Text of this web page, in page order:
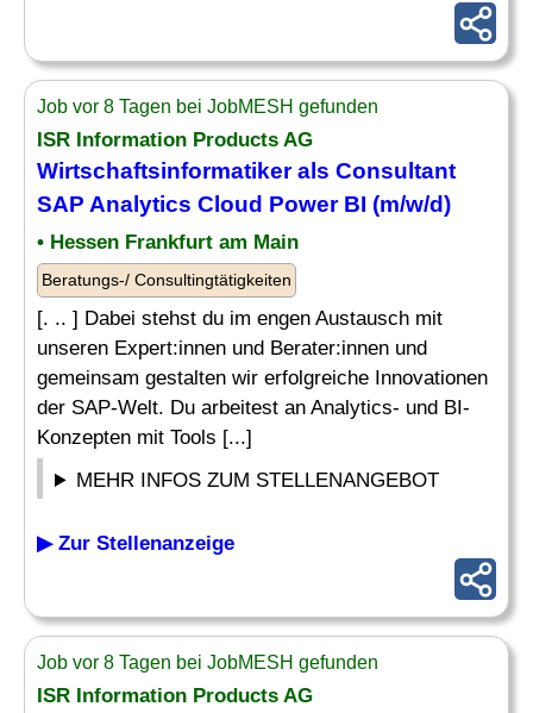
Job vor 8 Tagen bei JobMESH gefunden
ISR Information Products AG
Wirtschaftsinformatiker als Consultant
SAP Analytics Cloud Power BI (m/w/d)
• Hessen Frankfurt am Main
Beratungs-/ Consultingtätigkeiten
[. .. ] Dabei stehst du im engen Austausch mit
unseren Expert:innen und Berater:innen und
gemeinsam gestalten wir erfolgreiche Innovationen
der SAP-Welt. Du arbeitest an Analytics- und BI-
Konzepten mit Tools [...]
MEHR INFOS ZUM STELLENANGEBOT
▶ Zur Stellenanzeige
Job vor 8 Tagen bei JobMESH gefunden
ISR Information Products AG